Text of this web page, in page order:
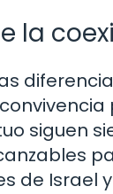
la
siguen
de Israel